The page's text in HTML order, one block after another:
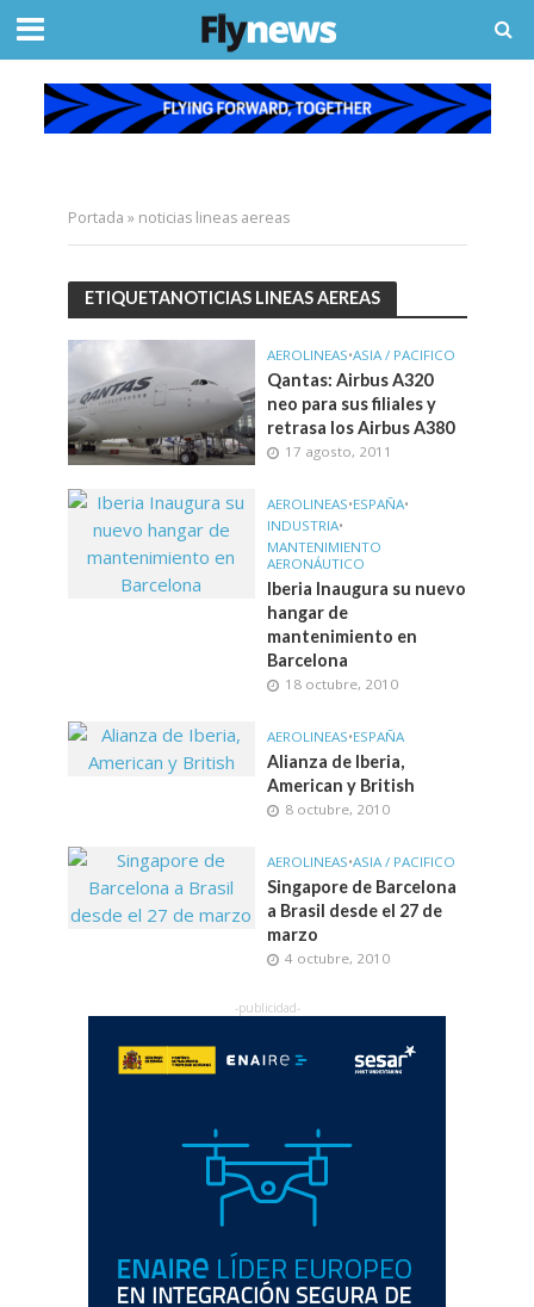
Portada » noticias lineas aereas
ETIQUETANOTICIAS LINEAS AEREAS
AEROLINEAS•ASIA / PACIFICO
Qantas: Airbus A320
neo para sus filiales y
retrasa los Airbus A380
17 agosto, 2011
AEROLINEAS•ESPAÑA•
INDUSTRIA•
MANTENIMIENTO
AERONÁUTICO
Iberia Inaugura su nuevo
hangar de
mantenimiento en
Barcelona
18 octubre, 2010
AEROLINEAS•ESPAÑA
Alianza de Iberia,
American y British
8 octubre, 2010
AEROLINEAS•ASIA / PACIFICO
Singapore de Barcelona
a Brasil desde el 27 de
marzo
4 octubre, 2010